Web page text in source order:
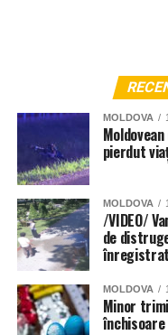
MOLDOVA
pierdut
MOLDOVA
/VIDEO/
de
MOLDOVA
Minor